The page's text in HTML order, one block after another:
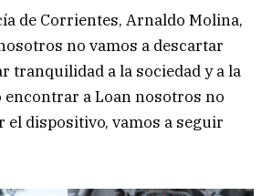
de Corrientes, Arnaldo Molina,
no vamos a descartar
tranquilidad a la sociedad y a la
encontrar a Loan nosotros no
el dispositivo, vamos a seguir